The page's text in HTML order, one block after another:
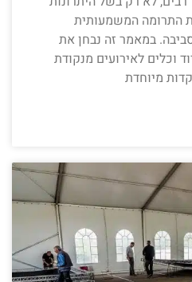
התרומה המשמעותית
במאמר זה נבחן את
וכלים לאירועים מנקודת
מיוחדת